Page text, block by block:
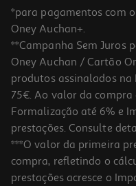
*para pagamentos com
Oney Auchan+.
**Campanha Sem Juros
Oney Auchan / Cartão
produtos assinalados
75€. Ao valor da compra
Formalização até 6% e
prestações. Consulte
***O valor da primeira
compra, refletindo o
prestações acresce o